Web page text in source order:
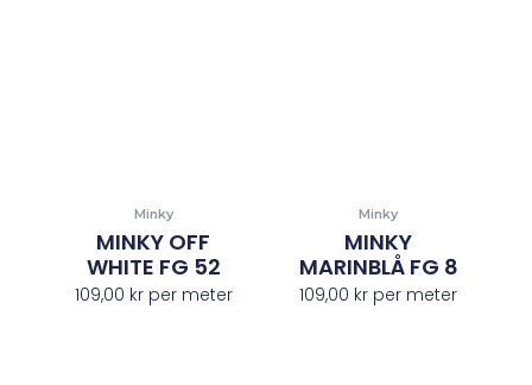
Minky
MINKY OFF
WHITE FG 52
109,00 krper meter
Minky
MINKY
MARINBLÅ FG 8
109,00 kr per meter